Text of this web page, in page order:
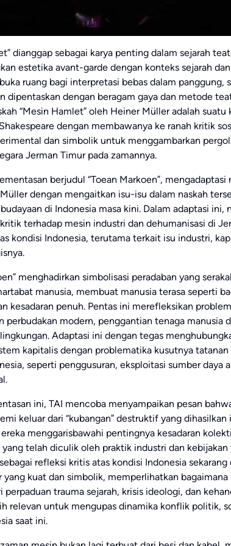
dianggap sebagai karya penting dalam sejarah
estetika avant-garde dengan konteks sejarah
ruang bagi interpretasi bebas dalam panggung,
dipentaskan dengan beragam gaya dan metode
“Mesin Hamlet” oleh Heiner Müller adalah suatu
dengan membawanya ke ranah kritik
dan simbolik untuk menggambarkan
Jerman Timur pada zamannya.
berjudul “Toean Markoen”, mengadaptasi
dengan mengaitkan isu-isu dalam naskah
di Indonesia masa kini. Dalam adaptasi ini,
terhadap mesin industri dan dehumanisasi di
kondisi Indonesia, terutama terkait isu industri,
menghadirkan simbolisasi peradaban yang
manusia, membuat manusia terasa seperti
kesadaran penuh. Pentas ini merefleksikan
perbudakan modern, penggantian tenaga manusia
Adaptasi ini dengan tegas
kapitalis dengan problematika kusutnya
seperti penggusuran, eksploitasi sumber daya
ini, TAI mencoba menyampaikan pesan
keluar dari “kubangan” destruktif yang
menggarisbawahi pentingnya kesadaran
yang telah diculik oleh praktik industri dan
refleksi kritis atas kondisi Indonesia
yang kuat dan simbolik, memperlihatkan bagaimana
perpaduan trauma sejarah, krisis ideologi, dan
relevan untuk mengupas dinamika konflik politik,
saat ini.